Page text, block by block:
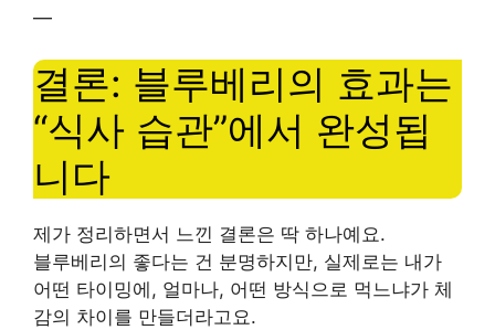
—
결론: 블루베리의 효과는
“식사 습관”에서 완성됩
니다
제가 정리하면서 느낀 결론은 딱 하나예요.
블루베리의 좋다는 건 분명하지만, 실제로는 내가
어떤 타이밍에, 얼마나, 어떤 방식으로 먹느냐가 체
감의 차이를 만들더라고요.